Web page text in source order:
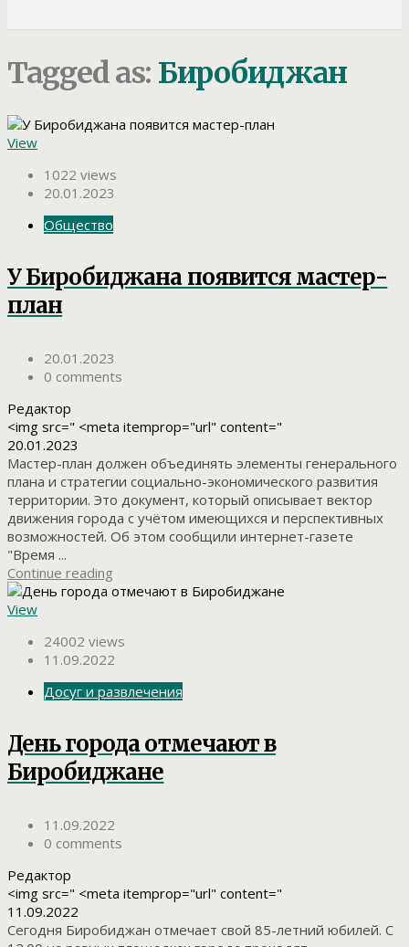
Tagged as: Биробиджан
View
1022 views
20.01.2023
Общество
У Биробиджана появится мастер-
план
20.01.2023
0 comments
Редактор
<img src=" <meta itemprop="url" content="
20.01.2023
Мастер-план должен объединять элементы генерального
плана и стратегии социально-экономического развития
территории. Это документ, который описывает вектор
движения города с учётом имеющихся и перспективных
возможностей. Об этом сообщили интернет-газете
"Время ...
Continue reading
View
24002 views
11.09.2022
Досуг и развлечения
День города отмечают в
Биробиджане
11.09.2022
0 comments
Редактор
<img src=" <meta itemprop="url" content="
11.09.2022
Сегодня Биробиджан отмечает свой 85-летний юбилей. С